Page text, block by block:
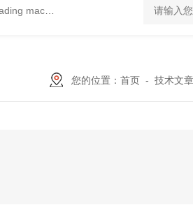
型捏合机 Z shaped blade
您的位置： 首页 - 技术文章